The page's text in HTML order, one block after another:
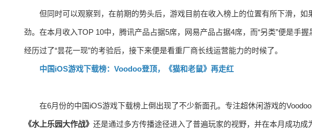
但同时可以观察到，在前期的势头后，游戏目前在收入榜上的位置有所下滑，
劲。在本月收入TOP 10中，腾讯产品占据5席，网易产品占据4席，而“另类”便是手
经历过了“昙花一现”的考验后，接下来便是看重厂商长线运营能力的时候了。
中国iOS游戏下载榜：Voodoo登顶，《猫和老鼠》再走红
在6月份的中国iOS游戏下载榜上倒出现了不少新面孔。专注超休闲游戏的
《水上乐园大作战》 还是通过多方传播途径进入了普遍玩家的视野，并在本月成功成